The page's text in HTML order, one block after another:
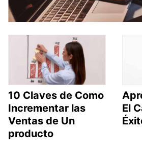
10 Claves de Como
Incrementar las
Ventas de Un
producto
El